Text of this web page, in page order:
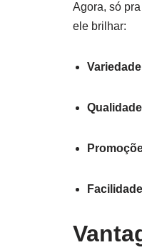
Agora, só
ele brilhar: